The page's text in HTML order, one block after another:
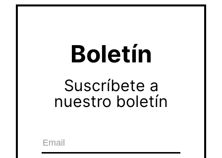
Boletín
Suscríbete a
nuestro boletín